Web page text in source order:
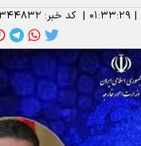
| ۰۱:۳۳:۲۹ | کد خبر: